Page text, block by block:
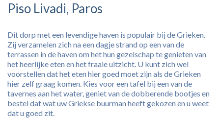
Piso Livadi, Paros
Dit dorp met een levendige haven is populair bij de Grieken.
Zij verzamelen zich na een dagje strand op een van de
terrassen in de haven om het hun gezelschap te genieten van
het heerlijke eten en het fraaie uitzicht. U kunt zich wel
voorstellen dat het eten hier goed moet zijn als de Grieken
hier zelf graag komen. Kies voor een tafel bij een van de
tavernes aan het water, geniet van de dobberende bootjes en
bestel dat wat uw Griekse buurman heeft gekozen en u weet
dat u goed zit.